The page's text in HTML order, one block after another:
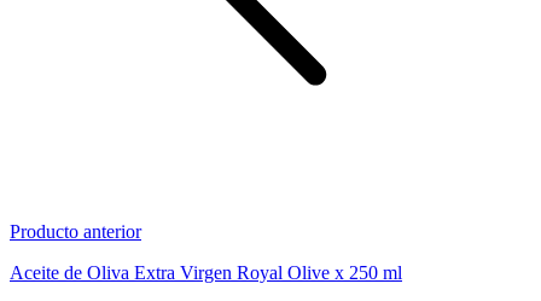
Producto anterior
Aceite de Oliva Extra Virgen Royal Olive x 250 ml